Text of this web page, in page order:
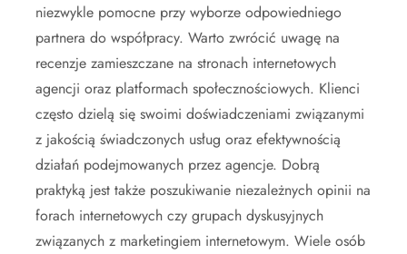
niezwykle pomocne przy wyborze odpowiedniego
partnera do współpracy. Warto zwrócić uwagę na
recenzje zamieszczane na stronach internetowych
agencji oraz platformach społecznościowych. Klienci
często dzielą się swoimi doświadczeniami związanymi
z jakością świadczonych usług oraz efektywnością
działań podejmowanych przez agencje. Dobrą
praktyką jest także poszukiwanie niezależnych opinii na
forach internetowych czy grupach dyskusyjnych
związanych z marketingiem internetowym. Wiele osób